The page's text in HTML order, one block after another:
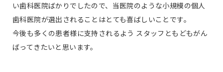
い歯科医院ばかりでしたので、当医院のような小規模の個人
歯科医院が選出されることはとても喜ばしいことです。
今後も多くの患者様に支持されるよう スタッフともどもがん
ばってきたいと思います。